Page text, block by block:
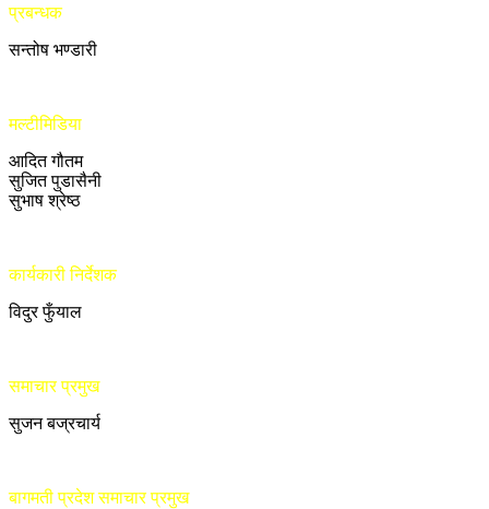
प्रबन्धक
सन्तोष भण्डारी
मल्टीमिडिया
आदित गौतम
सुजित पुडासैनी
सुभाष श्रेष्ठ
कार्यकारी निर्देशक
विदुर फुँयाल
समाचार प्रमुख
सुजन बज्रचार्य
बागमती प्रदेश समाचार प्रमुख